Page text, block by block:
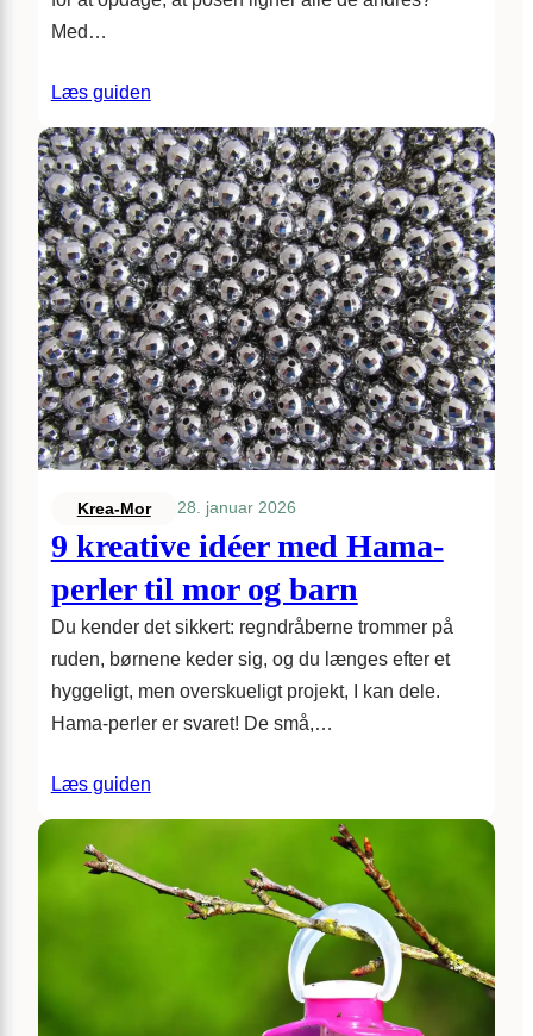
Med…
Læs guiden
Krea-Mor 28. januar 2026
9 kreative idéer med Hama-
perler til mor og barn
Du kender det sikkert: regndråberne trommer på
ruden, børnene keder sig, og du længes efter et
hyggeligt, men overskueligt projekt, I kan dele.
Hama-perler er svaret! De små,…
Læs guiden